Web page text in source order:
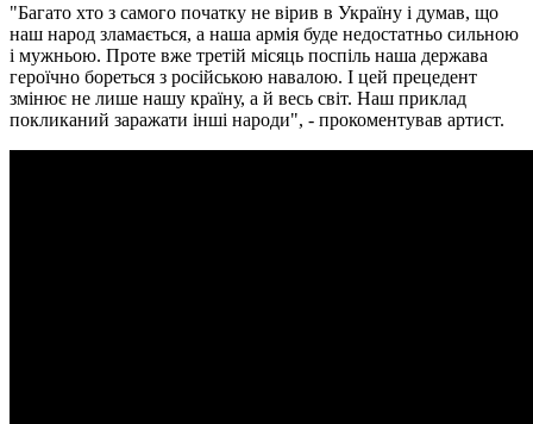
"Багато хто з самого початку не вірив в Україну і думав, що
наш народ зламається, а наша армія буде недостатньо сильною
і мужньою. Проте вже третій місяць поспіль наша держава
героїчно бореться з російською навалою. І цей прецедент
змінює не лише нашу країну, а й весь світ. Наш приклад
покликаний заражати інші народи", - прокоментував артист.